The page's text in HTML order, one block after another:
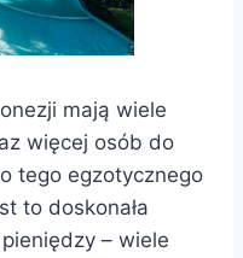
mają wiele
więcej osób do
tego egzotycznego
to doskonała
– wiele